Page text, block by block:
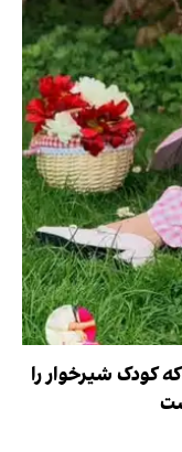
کودک شیرخوار را